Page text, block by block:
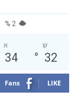
2 %
ש
32
°
א
34
Fans LIKE